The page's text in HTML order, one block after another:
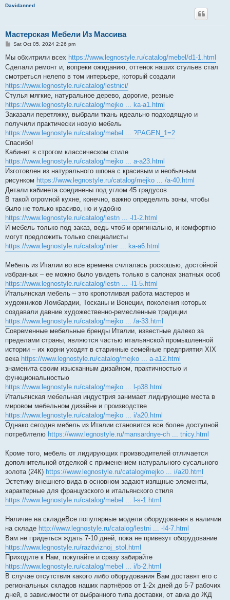
Davidanned
Мастерская Мебели Из Массива
P
s
Sat Oct 05, 2024 2:26 pm
Мы обхитрили всех https://www.legnostyle.ru/catalog/mebel/d1-1.html
Сделали ремонт и, вопреки ожиданию, оттенок наших стульев стал
смотреться нелепо в том интерьере, который создали
https://www.legnostyle.ru/catalog/lestnici/
Стулья мягкие, натуральное дерево, дорогие, резные
https://www.legnostyle.ru/catalog/mejko ... ka-a1.html
Заказали перетяжку, выбрали ткань идеально подходящую и
получили практически новую мебель
https://www.legnostyle.ru/catalog/mebel ... ?PAGEN_1=2
Спасибо!
Кабинет в строгом классическом стиле
https://www.legnostyle.ru/catalog/mejko ... a-a23.html
Изготовлен из натурального шпона с красивым и необычным
рисунком https://www.legnostyle.ru/catalog/mejko ... /a-40.html
Детали кабинета соединены под углом 45 градусов
В такой огромной кухне, конечно, важно определить зоны, чтобы
было не только красиво, но и удобно
https://www.legnostyle.ru/catalog/lestn ... -l1-2.html
И мебель только под заказ, ведь чтоб и оригинально, и комфортно
могут предложить только специалисты
https://www.legnostyle.ru/catalog/inter ... ka-a6.html
Мебель из Италии во все времена считалась роскошью, достойной
избранных – ее можно было увидеть только в салонах знатных особ
https://www.legnostyle.ru/catalog/lestn ... -l1-5.html
Итальянская мебель – это кропотливая работа мастеров и
художников Ломбардии, Тосканы и Венеции, поколения которых
создавали давние художественно-ремесленные традиции
https://www.legnostyle.ru/catalog/mejko ... /a-33.html
Современные мебельные бренды Италии, известные далеко за
пределами страны, являются частью итальянской промышленной
истории – их корни уходят в старинные семейные предприятия ХІХ
века https://www.legnostyle.ru/catalog/mejko ... a-a12.html
знаменита своим изысканным дизайном, практичностью и
функциональностью
https://www.legnostyle.ru/catalog/mejko ... l-p38.html
Итальянская мебельная индустрия занимает лидирующие места в
мировом мебельном дизайне и производстве
https://www.legnostyle.ru/catalog/mejko ... i/a20.html
Однако сегодня мебель из Италии становится все более доступной
потребителю https://www.legnostyle.ru/mansardnye-ch ... tnicy.html
Кроме того, мебель от лидирующих производителей отличается
дополнительной отделкой с применением натурального сусального
золота (24К) https://www.legnostyle.ru/catalog/mejko ... i/a20.html
Эстетику внешнего вида в основном задают изящные элементы,
характерные для французского и итальянского стиля
https://www.legnostyle.ru/catalog/mebel ... l-s-1.html
Наличие на складеВсе популярные модели оборудования в наличии
на складе http://www.legnostyle.ru/catalog/lestni ... -l4-7.html
Вам не придеться ждать 7-10 дней, пока не привезут оборудование
https://www.legnostyle.ru/razdviznoj_stol.html
Приходите к Нам, покупайте и сразу забирайте
https://www.legnostyle.ru/catalog/mebel ... i/b-2.html
В случае отсутствия какого либо оборудования Вам доставят его с
региональных складов наших партнёров от 1-2х дней до 5-7 рабочих
дней, в зависимости от выбранного типа доставки, от авиа до ЖД